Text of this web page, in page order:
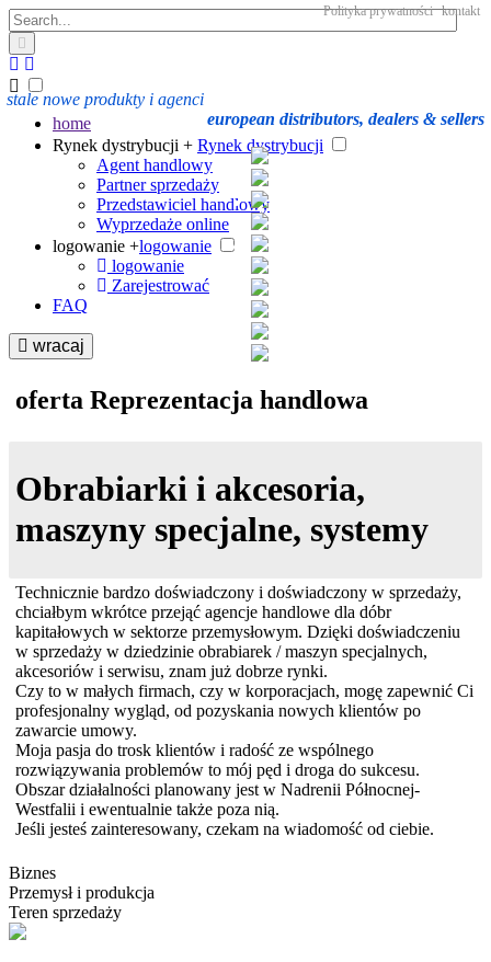
stale nowe produkty i agenci
european distributors, dealers & sellers
Polityka prywatności kontakt
home
Rynek dystrybucji + Rynek dystrybucji
Agent handlowy
Partner sprzedaży
Przedstawiciel handlowy
Wyprzedaże online
logowanie +logowanie
logowanie
Zarejestrować
FAQ
wracaj
oferta Reprezentacja handlowa
Obrabiarki i akcesoria,
maszyny specjalne, systemy
Technicznie bardzo doświadczony i doświadczony w sprzedaży,
chciałbym wkrótce przejąć agencje handlowe dla dóbr
kapitałowych w sektorze przemysłowym. Dzięki doświadczeniu
w sprzedaży w dziedzinie obrabiarek / maszyn specjalnych,
akcesoriów i serwisu, znam już dobrze rynki.
Czy to w małych firmach, czy w korporacjach, mogę zapewnić Ci
profesjonalny wygląd, od pozyskania nowych klientów po
zawarcie umowy.
Moja pasja do trosk klientów i radość ze wspólnego
rozwiązywania problemów to mój pęd i droga do sukcesu.
Obszar działalności planowany jest w Nadrenii Północnej-
Westfalii i ewentualnie także poza nią.
Jeśli jesteś zainteresowany, czekam na wiadomość od ciebie.
Biznes
Przemysł i produkcja
Teren sprzedaży